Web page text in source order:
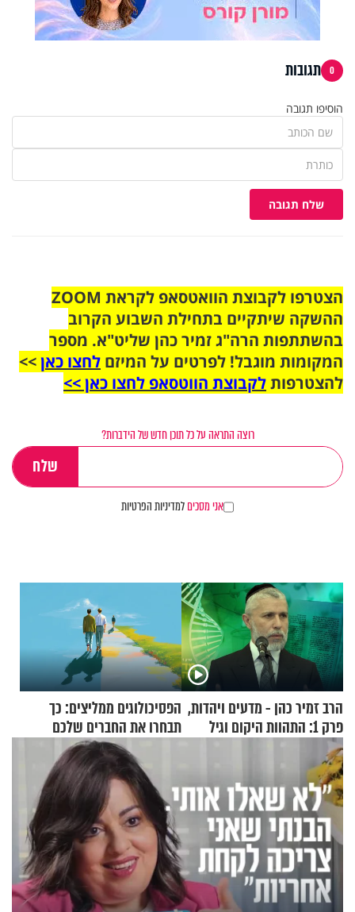
0 תגובות
הוסיפו תגובה
שלח תגובה
הצטרפו לקבוצת הוואטסאפ לקראת ZOOM
ההשקה שיתקיים בתחילת השבוע הקרוב
בהשתתפות הרה"ג זמיר כהן שליט"א. מספר
המקומות מוגבל! לפרטים על המיזם לחצו כאן>>
להצטרפותלקבוצת הווטסאפ לחצו כאן >>
רוצה התראה על כל תוכן חדש של הידברות?
אני מסכיםלמדיניות הפרטיות
הרב זמיר כהן - מדעים ויהדות,
פרק 1: התהוות היקום וגיל
העולם
הפסיכולוגים ממליצים: כך
תבחרו את החברים שלכם